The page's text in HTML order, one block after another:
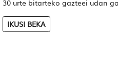
30 urte bitarteko gazteei udan
IKUSI BEKA